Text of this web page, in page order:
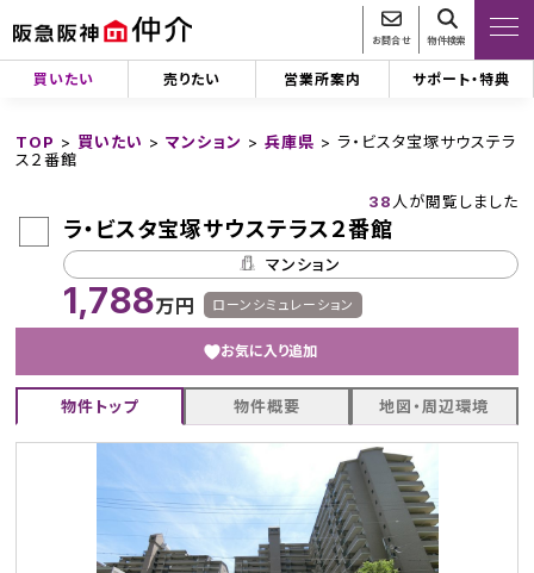
お問合せ 物件検索
買いたい 売りたい 営業所案内 サポート・特典
TOP > 買いたい >マンション >兵庫県 >ラ・ビスタ宝塚サウステラ
ス２番館
38 人が閲覧しました
ラ・ビスタ宝塚サウステラス２番館
マンション
1,788万円 ローンシミュレーション
お気に入り追加
物件トップ 物件概要 地図・周辺環境